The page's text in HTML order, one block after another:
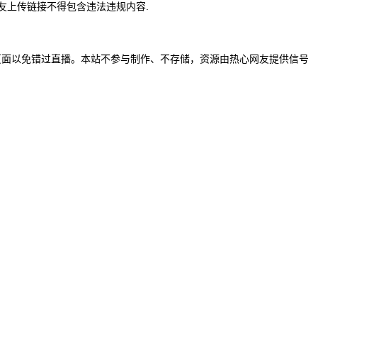
传链接不得包含违法违规内容.
以免错过直播。本站不参与制作、不存储，资源由热心网友提供信号